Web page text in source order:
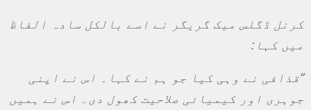
کرنل ڈگلس میک گریگر نے اسے بالکل سادہ الفاظ
میں کہا :
“قذافی نے وہی کیا جو ہم نے کہا۔ اس نے اپنی
جوہری اور کیمیائی صلاحیت کھول دی۔ اس نے ہمیں